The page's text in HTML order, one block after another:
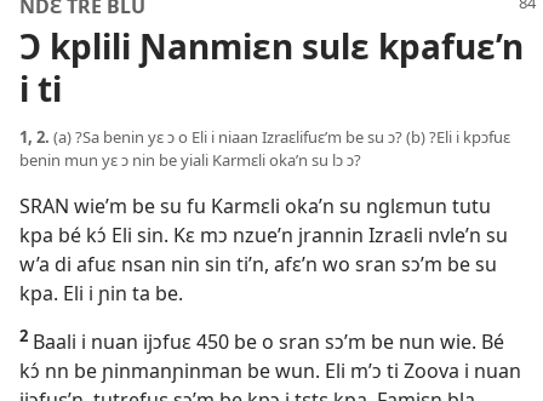
NDƐ TRE BLU
Ɔ kplili Ɲanmiɛn sulɛ kpafuɛ’n
i ti
1, 2. (a) ?Sa benin yɛ ɔ o Eli i niaan Izraɛlifuɛ’m be su ɔ? (b) ?Eli i kpɔfuɛ
benin mun yɛ ɔ nin be yiali Karmɛli oka’n su lɔ ɔ?
SRAN wie’m be su fu Karmɛli oka’n su nglɛmun tutu
kpa bé kɔ́ Eli sin. Kɛ mɔ nzue’n jrannin Izraɛli nvle’n su
w’a di afuɛ nsan nin sin ti’n, afɛ’n wo sran sɔ’m be su
kpa. Eli i ɲin ta be.
2 Baali i nuan ijɔfuɛ 450 be o sran sɔ’m be nun wie. Bé
kɔ́ nn be ɲinmanɲinman be wun. Eli m’ɔ ti Zoova i nuan